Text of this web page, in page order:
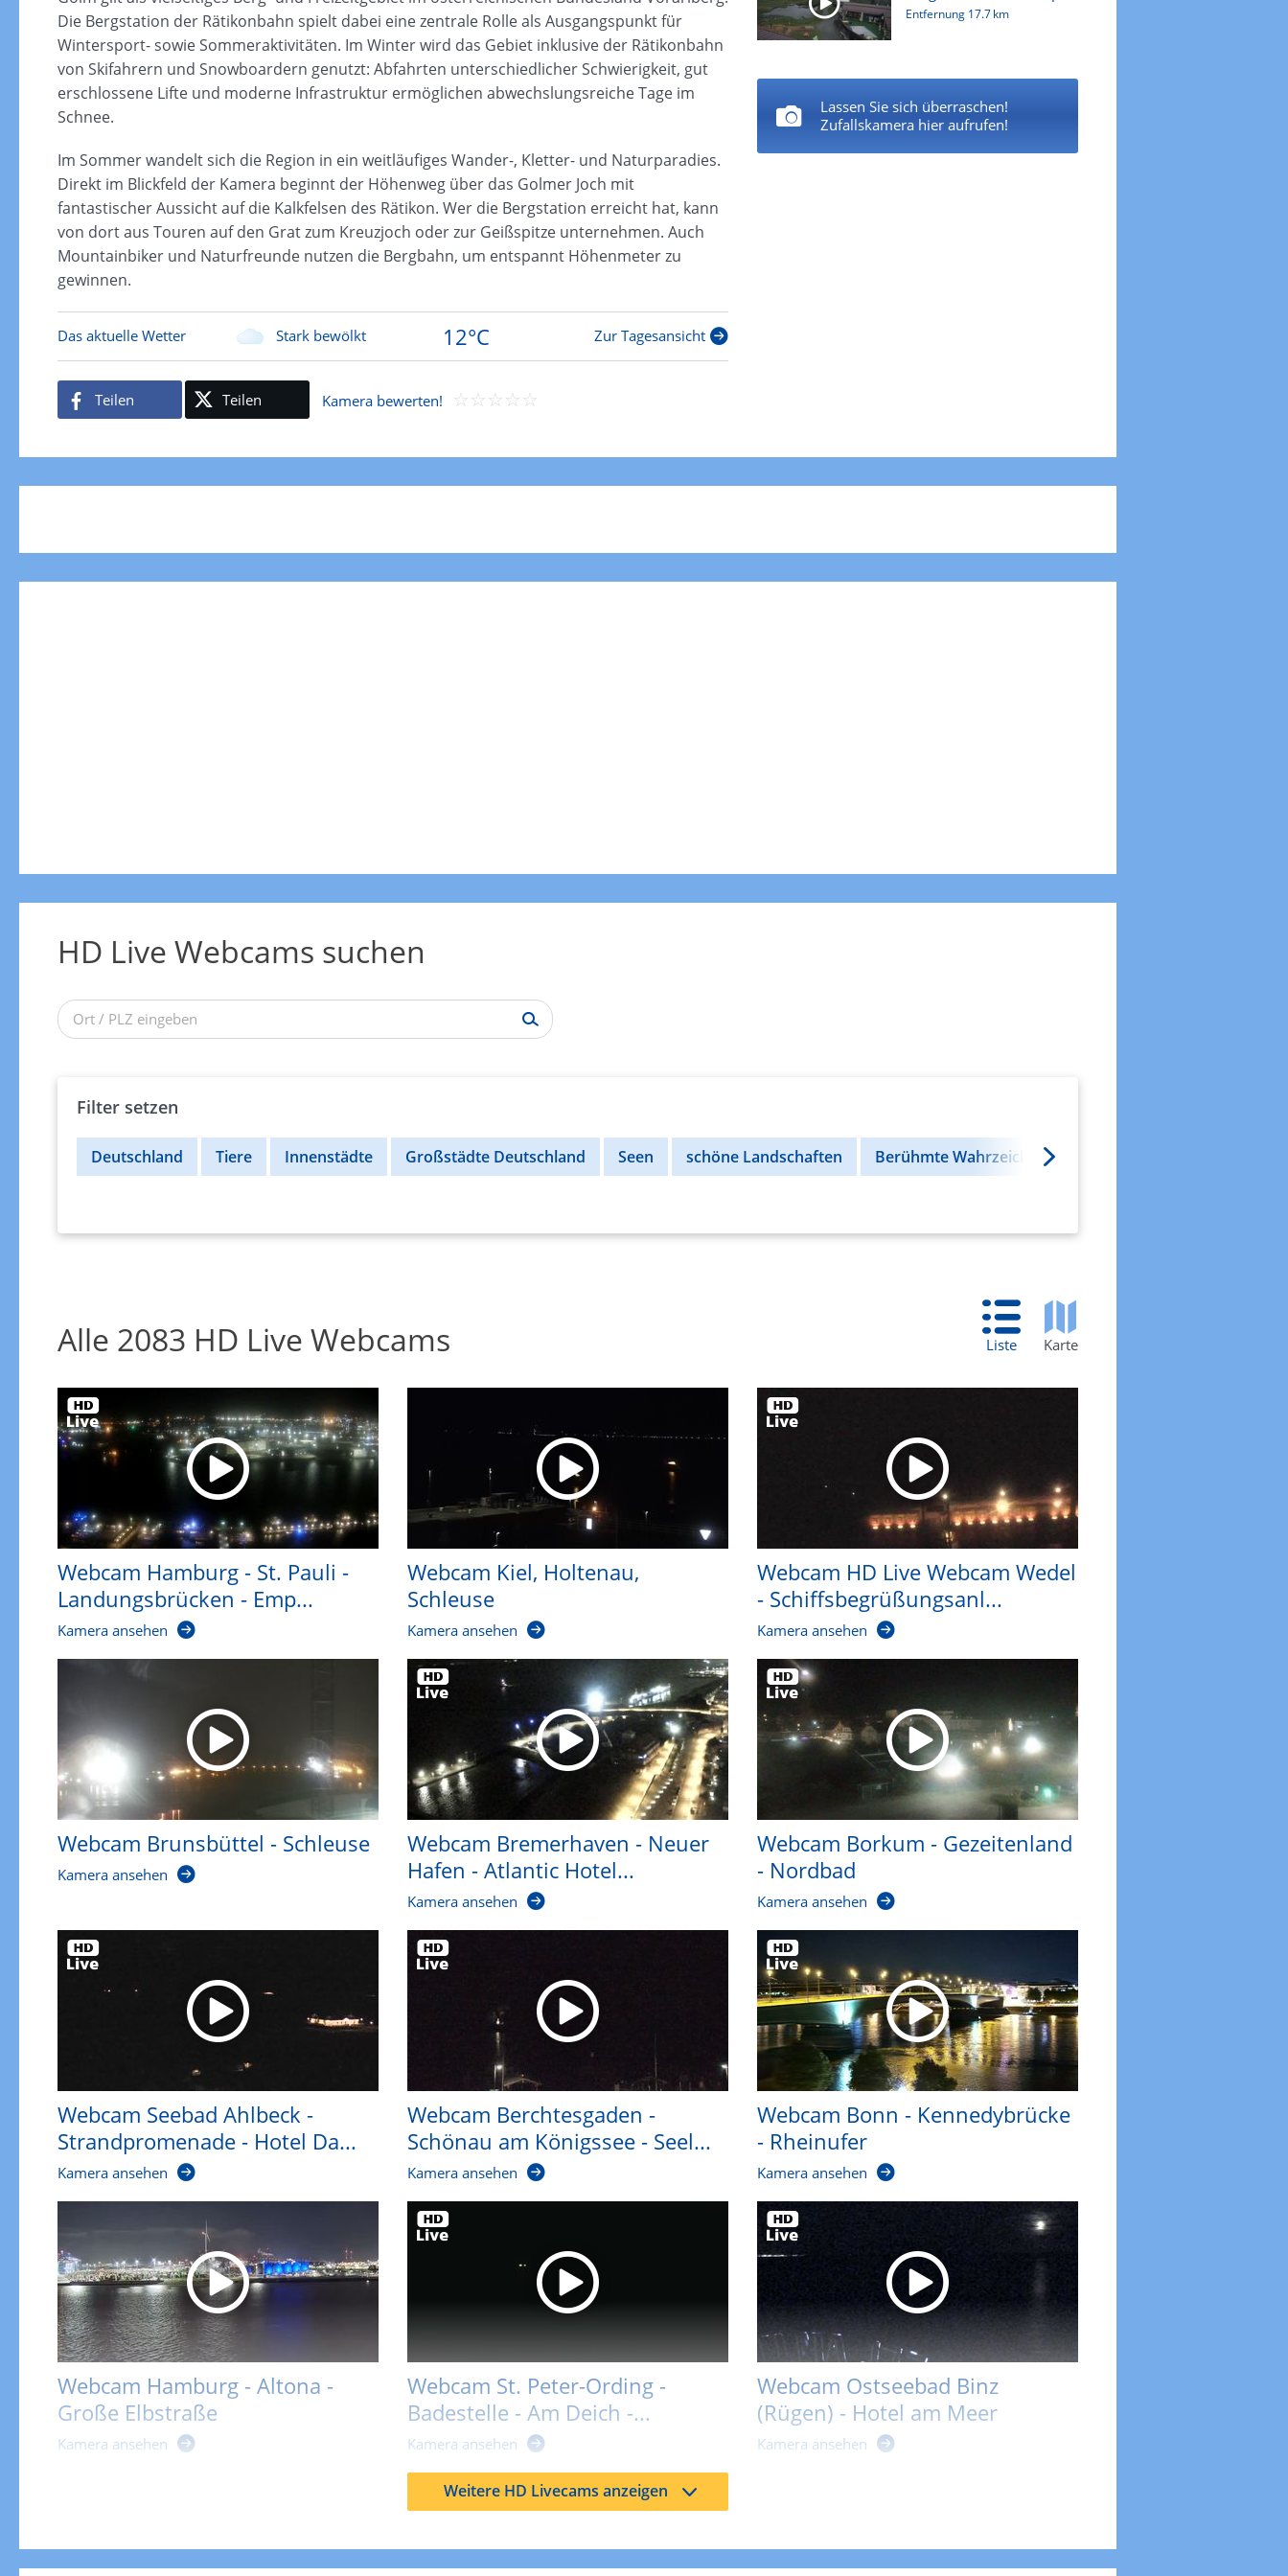
Die Bergstation der Rätikonbahn spielt dabei eine zentrale Rolle als Ausgangspunkt für
Wintersport- sowie Sommeraktivitäten. Im Winter wird das Gebiet inklusive der Rätikonbahn
von Skifahrern und Snowboardern genutzt: Abfahrten unterschiedlicher Schwierigkeit, gut
erschlossene Lifte und moderne Infrastruktur ermöglichen abwechslungsreiche Tage im
Schnee.
Im Sommer wandelt sich die Region in ein weitläufiges Wander-, Kletter- und Naturparadies.
Direkt im Blickfeld der Kamera beginnt der Höhenweg über das Golmer Joch mit
fantastischer Aussicht auf die Kalkfelsen des Rätikon. Wer die Bergstation erreicht hat, kann
von dort aus Touren auf den Grat zum Kreuzjoch oder zur Geißspitze unternehmen. Auch
Mountainbiker und Naturfreunde nutzen die Bergbahn, um entspannt Höhenmeter zu
gewinnen.
Das aktuelle Wetter Stark bewölkt 12°C Zur Tagesansicht
Teilen Teilen Kamera bewerten!
Entfernung 17.7 km
Lassen Sie sich überraschen!
Zufallskamera hier aufrufen!
HD Live Webcams suchen
Filter setzen
Alle 2083 HD Live Webcams Liste Karte
Webcam Hamburg - St. Pauli -
Landungsbrücken - Emp...
Kamera ansehen
Webcam Kiel, Holtenau,
Schleuse
Kamera ansehen
Webcam HD Live Webcam Wedel
- Schiffsbegrüßungsanl...
Kamera ansehen
Webcam Brunsbüttel - Schleuse
Kamera ansehen
Webcam Bremerhaven - Neuer
Hafen - Atlantic Hotel...
Kamera ansehen
Webcam Borkum - Gezeitenland
- Nordbad
Kamera ansehen
Webcam Seebad Ahlbeck -
Strandpromenade - Hotel Da...
Kamera ansehen
Webcam Berchtesgaden -
Schönau am Königssee - Seel...
Kamera ansehen
Webcam Bonn - Kennedybrücke
- Rheinufer
Kamera ansehen
Webcam Hamburg - Altona -
Große Elbstraße
Kamera ansehen
Webcam St. Peter-Ording -
Badestelle - Am Deich -...
Kamera ansehen
Webcam Ostseebad Binz
(Rügen) - Hotel am Meer
Kamera ansehen
Weitere HD Livecams anzeigen